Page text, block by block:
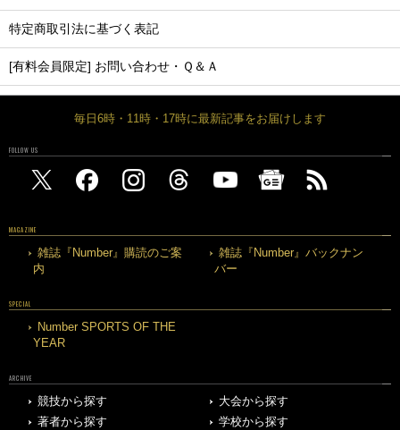
特定商取引法に基づく表記
[有料会員限定] お問い合わせ・Ｑ＆Ａ
毎日6時・11時・17時に最新記事をお届けします
FOLLOW US
MAGAZINE
雑誌『Number』購読のご案
内
雑誌『Number』バックナン
バー
SPECIAL
Number SPORTS OF THE
YEAR
ARCHIVE
競技から探す
大会から探す
著者から探す
学校から探す